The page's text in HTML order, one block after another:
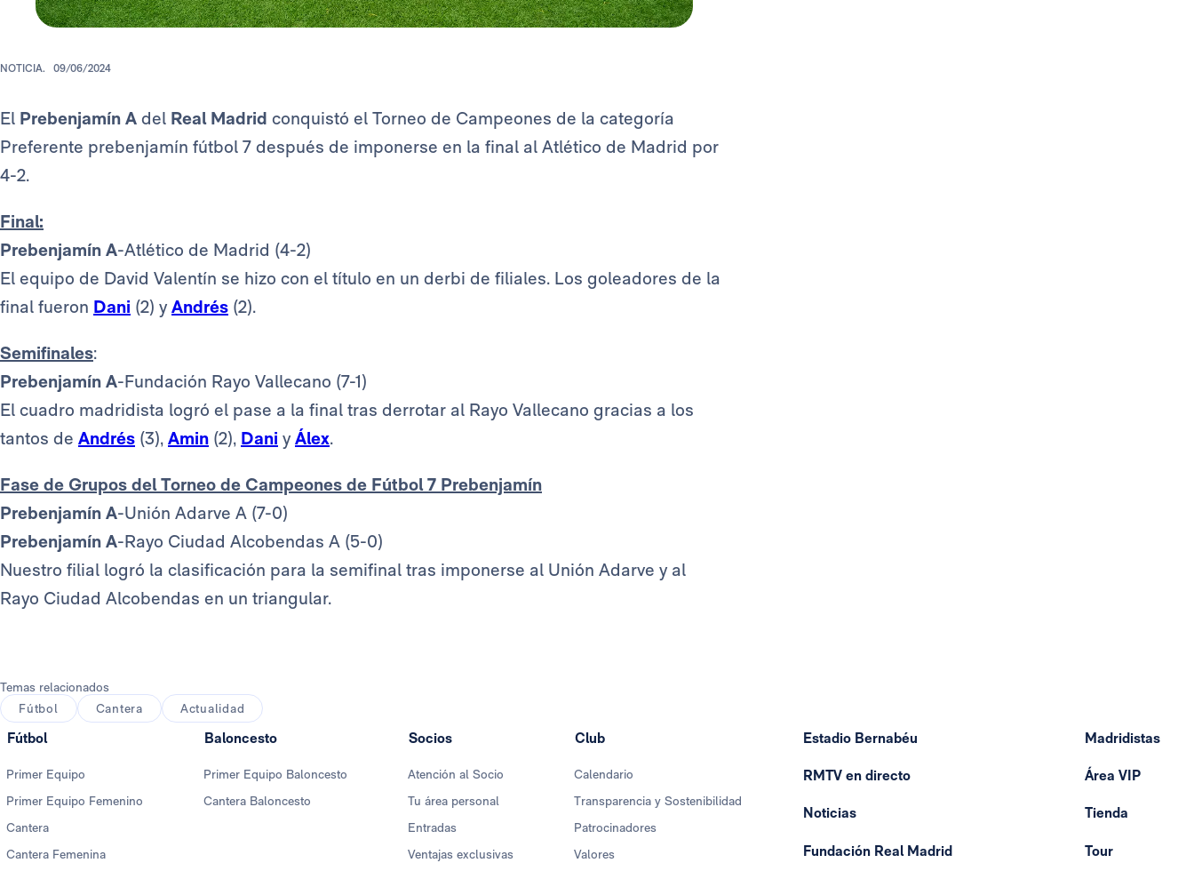
NOTICIA. 09/06/2024
El Prebenjamín A del Real Madrid conquistó el Torneo de Campeones de la categoría
Preferente prebenjamín fútbol 7 después de imponerse en la final al Atlético de Madrid por
4-2.
Final:
Prebenjamín A-Atlético de Madrid (4-2)
El equipo de David Valentín se hizo con el título en un derbi de filiales. Los goleadores de la
final fueron Dani (2) y Andrés (2).
Semifinales:
Prebenjamín A-Fundación Rayo Vallecano (7-1)
El cuadro madridista logró el pase a la final tras derrotar al Rayo Vallecano gracias a los
tantos de Andrés (3), Amin (2), Dani y Álex.
Fase de Grupos del Torneo de Campeones de Fútbol 7 Prebenjamín
Prebenjamín A-Unión Adarve A (7-0)
Prebenjamín A-Rayo Ciudad Alcobendas A (5-0)
Nuestro filial logró la clasificación para la semifinal tras imponerse al Unión Adarve y al
Rayo Ciudad Alcobendas en un triangular.
Temas relacionados
Fútbol
Cantera Actualidad
Fútbol
Primer Equipo
Primer Equipo Femenino
Cantera
Cantera Femenina
Baloncesto
Primer Equipo Baloncesto
Cantera Baloncesto
Socios
Atención al Socio
Tu área personal
Entradas
Ventajas exclusivas
Club
Calendario
Transparencia y Sostenibilidad
Patrocinadores
Valores
Estadio Bernabéu
RMTV en directo
Noticias
Fundación Real Madrid
Madridistas
Área VIP
Tienda
Tour